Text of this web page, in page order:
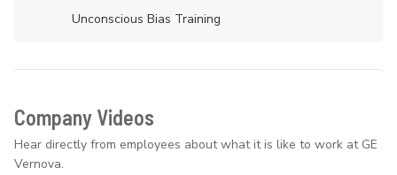
Unconscious Bias Training
Company Videos
Hear directly from employees about what it is like to work at GE
Vernova.